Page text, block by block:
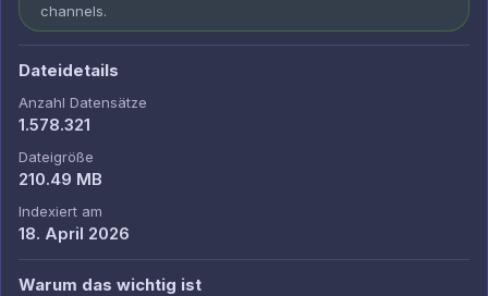
channels.
Dateidetails
Anzahl Datensätze
1.578.321
Dateigröße
210.49 MB
Indexiert am
18. April 2026
Warum das wichtig ist